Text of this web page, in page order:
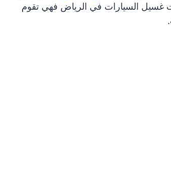
السيارات في الرياض فهي تقوم